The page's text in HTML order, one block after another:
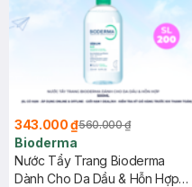
343.000 ₫560.000 ₫
Bioderma
Nước Tẩy Trang Bioderma
Dành Cho Da Dầu & Hỗn Hợp